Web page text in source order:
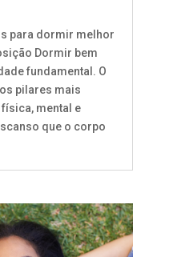
para dormir melhor
Dormir bem
fundamental. O
pilares mais
mental e
que o corpo